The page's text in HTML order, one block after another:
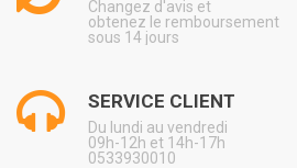
Changez d'avis et
obtenez le remboursement
sous 14 jours
SERVICE CLIENT
Du lundi au vendredi
09h-12h et 14h-17h
0533930010